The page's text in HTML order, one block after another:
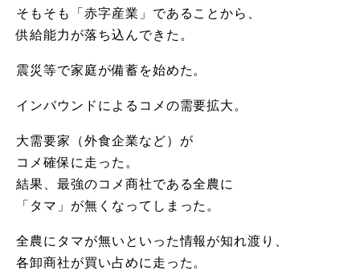
そもそも「赤字産業」であることから、
供給能力が落ち込んできた。
震災等で家庭が備蓄を始めた。
インバウンドによるコメの需要拡大。
大需要家（外食企業など）が
コメ確保に走った。
結果、最強のコメ商社である全農に
「タマ」が無くなってしまった。
全農にタマが無いといった情報が知れ渡り、
各卸商社が買い占めに走った。